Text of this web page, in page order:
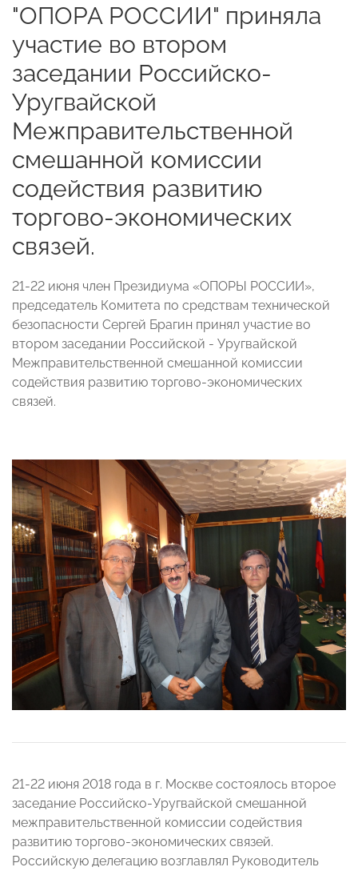
"ОПОРА РОССИИ" приняла
участие во втором
заседании Российско-
Уругвайской
Межправительственной
смешанной комиссии
содействия развитию
торгово-экономических
связей.
21-22 июня член Президиума «ОПОРЫ РОССИИ»,
председатель Комитета по средствам технической
безопасности Сергей Брагин принял участие во
втором заседании Российской - Уругвайской
Межправительственной смешанной комиссии
содействия развитию торгово-экономических
связей.
21-22 июня 2018 года в г. Москве состоялось второе
заседание Российско-Уругвайской смешанной
межправительственной комиссии содействия
развитию торгово-экономических связей.
Российскую делегацию возглавлял Руководитель